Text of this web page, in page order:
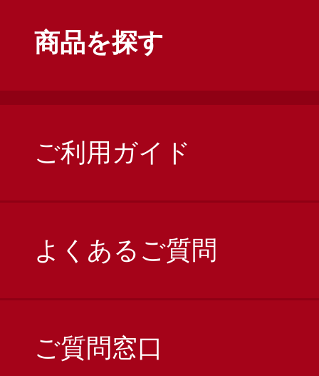
商品を探す
ご利用ガイド
よくあるご質問
ご質問窓口